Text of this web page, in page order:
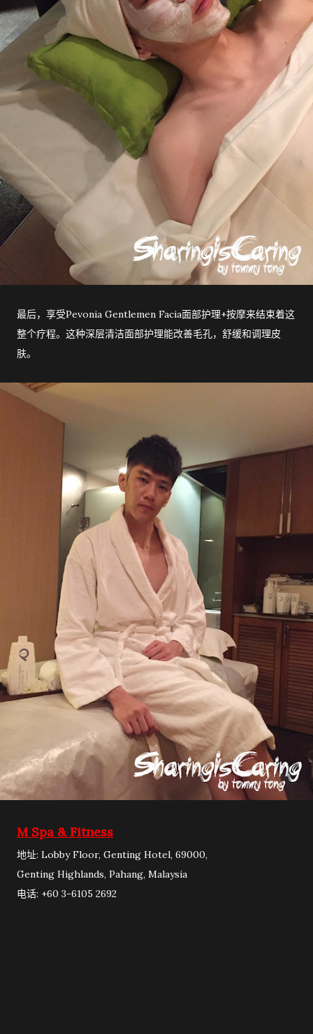
最后，享受Pevonia Gentlemen Facia面部护理+按摩来结束着这
整个疗程。这种深层清洁面部护理能改善毛孔，舒缓和调理皮
肤。
M Spa & Fitness
地址: Lobby Floor, Genting Hotel, 69000,
Genting Highlands, Pahang, Malaysia
电话: +60 3-6105 2692